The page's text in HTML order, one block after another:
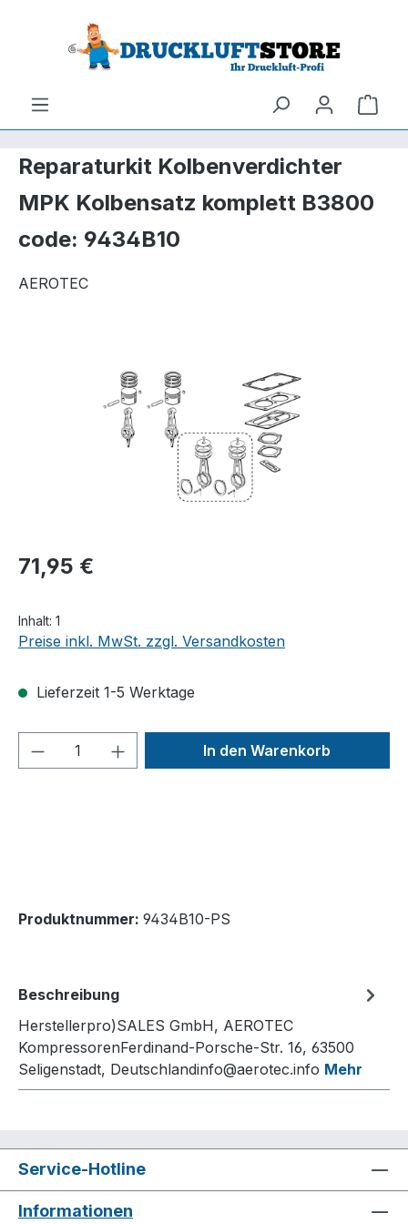
Hauptinhalt springen
Zur Suche springen
Reparaturkit Kolbenverdichter
MPK Kolbensatz komplett B3800
code: 9434B10
AEROTEC
71,95 €
Inhalt: 1
Preise inkl. MwSt. zzgl. Versandkosten
Lieferzeit 1-5 Werktage
Produkt Anzahl: Gib denIn den Warenkorb
Produktnummer: 9434B10-PS
Beschreibung
Herstellerpro)SALES GmbH, AEROTEC
KompressorenFerdinand-Porsche-Str. 16, 63500
Seligenstadt, Deutschlandinfo@aerotec.info Mehr
Service-Hotline
Informationen